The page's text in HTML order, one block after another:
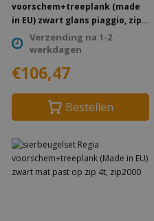
voorschem+treeplank (made
in EU) zwart glans piaggio, zip
4t, zip2000
Verzending na 1-2
werkdagen
€106,47
Bestellen